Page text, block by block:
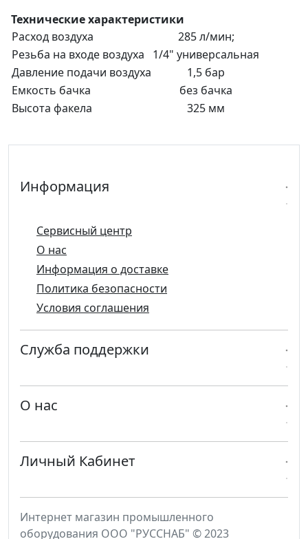
Технические характеристики
Расход воздуха
285 л/мин;
Резьба на входе воздуха
1/4" универсальная
Давление подачи воздуха
1,5 бар
Емкость бачка
без бачка
Высота факела
325 мм
Информация
Сервисный центр
О нас
Информация о доставке
Политика безопасности
Условия соглашения
Служба поддержки
О нас
Личный Кабинет
Интернет магазин промышленного
оборудования ООО "РУССНАБ" © 2023